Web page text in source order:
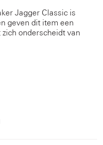
Jagger Classic is
geven dit item een
onderscheidt van